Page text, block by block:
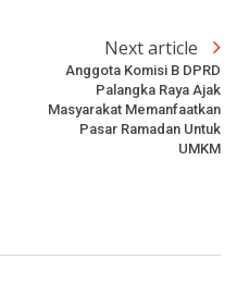
Next article
Anggota Komisi B DPRD
Palangka Raya Ajak
Masyarakat Memanfaatkan
Pasar Ramadan Untuk
UMKM